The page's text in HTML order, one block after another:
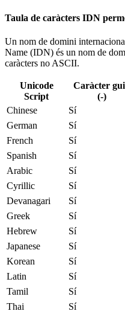
Taula de caràcters IDN
Un nom de domini
Name (IDN) és un nom de
caràcters no ASCII.
Unicode
Script
Caràcter
(-)
Chinese
Sí
German Sí
French Sí
Spanish Sí
Arabic Sí
Cyrillic Sí
Devanagari Sí
Greek Sí
Hebrew Sí
Japanese Sí
Korean Sí
Latin Sí
Tamil Sí
Thai Sí